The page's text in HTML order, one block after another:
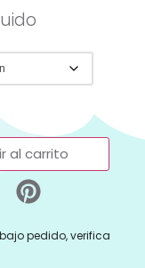
al carrito
pedido, verifica